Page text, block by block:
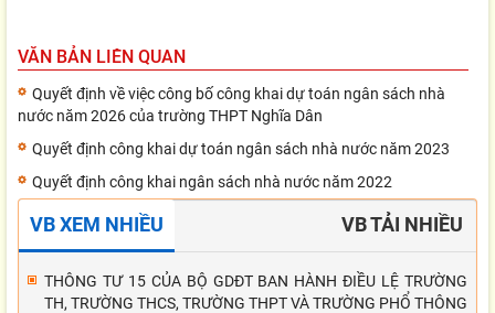
VĂN BẢN LIÊN QUAN
Quyết định về việc công bố công khai dự toán ngân sách nhà
nước năm 2026 của trường THPT Nghĩa Dân
Quyết định công khai dự toán ngân sách nhà nước năm 2023
Quyết định công khai ngân sách nhà nước năm 2022
VB XEM NHIỀU VB TẢI NHIỀU
THÔNG TƯ 15 CỦA BỘ GDĐT BAN HÀNH ĐIỀU LỆ TRƯỜNG
TH, TRƯỜNG THCS, TRƯỜNG THPT VÀ TRƯỜNG PHỔ THÔNG